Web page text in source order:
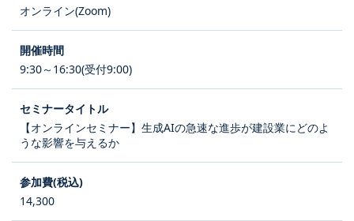
オンライン(Zoom)
9:30～16:30(受付9:00)
【オンラインセミナー】生成AIの急速な進歩が建設業にどのよ
うな影響を与えるか
14,300